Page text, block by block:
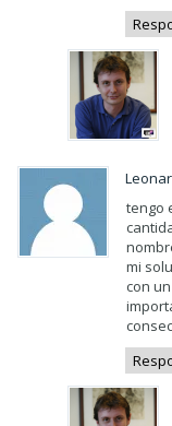
tengo
mi
con